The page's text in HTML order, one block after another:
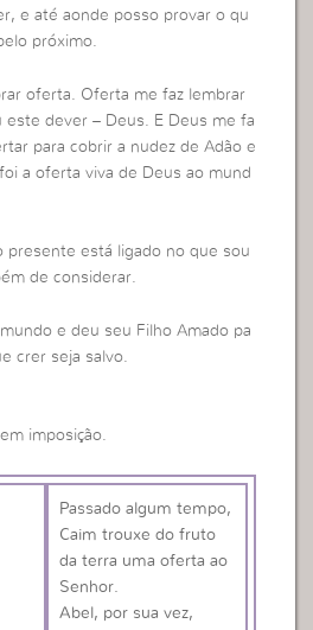
e até aonde posso provar o qu
próximo.
oferta. Oferta me faz lembrar
dever – Deus. E Deus me fa
para cobrir a nudez de Adão e
a oferta viva de Deus ao mund
presente está ligado no que sou
de considerar.
e deu seu Filho Amado pa
crer seja salvo.
imposição.
Passado algum tempo,
Caim trouxe do fruto
da terra uma oferta ao
Senhor.
Abel, por sua vez,